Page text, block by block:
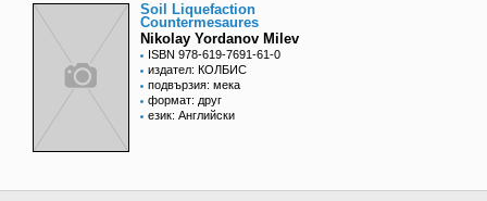
Soil Liquefaction
Countermesaures
Nikolay Yordanov Milev
ISBN 978-619-7691-61-0
издател: КОЛБИС
подвързия: мека
формат: друг
език: Английски